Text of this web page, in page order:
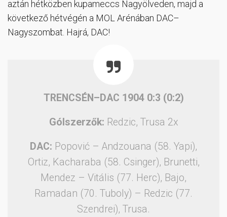
aztán hétközben kupameccs Nagyölveden, majd a
következő hétvégén a MOL Arénában DAC–
Nagyszombat. Hajrá, DAC!
TRENCSÉN–DAC 1904 0:3 (0:2)
Gólszerzők: Redzic, Trusa 2x
DAC: Popović – Andzouana (58. Yapi),
Ortiz, Kacharaba (58. Csinger), Brunetti,
Mendez – Vitális (77. Herc), Bajo,
Ramadan (70. Tuboly) – Redzic (77.
Szendrei), Trusa.